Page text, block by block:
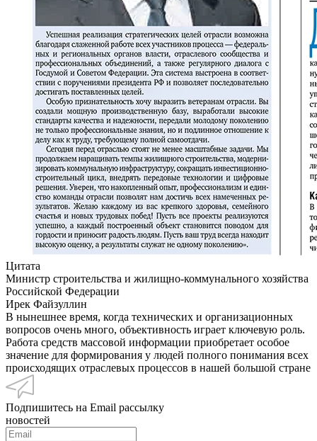
Цитата
Министр строительства и жилищно-коммунального хозяйства
Российской Федерации
Ирек Файзуллин
В нынешнее время, когда технических и организационных
вопросов очень много, объективность играет ключевую роль.
Работа средств массовой информации приобретает особое
значение для формирования у людей полного понимания всех
происходящих отраслевых процессов в нашей большой стране
Подпишитесь на Email рассылку
новостей